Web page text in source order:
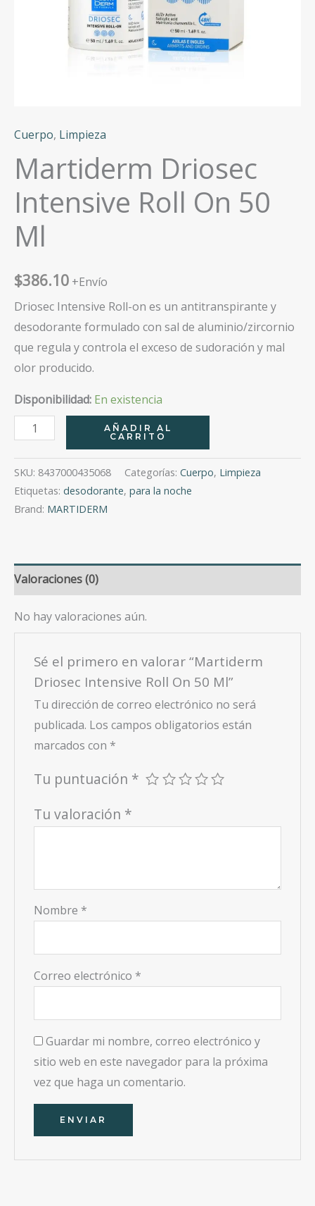
Cuerpo, Limpieza
Martiderm Driosec
Intensive Roll On 50
Ml
$386.10 +Envío
Driosec Intensive Roll-on es un antitranspirante y
desodorante formulado con sal de aluminio/zircornio
que regula y controla el exceso de sudoración y mal
olor producido.
Disponibilidad: En existencia
Martiderm
Driosec
Intensive
Roll
On
cantidad
AÑADIR AL
CARRITO
SKU: 8437000435068 Categorías: Cuerpo, Limpieza
Etiquetas: desodorante, para la noche
Brand: MARTIDERM
Valoraciones (0)
No hay valoraciones aún.
Sé el primero en valorar “Martiderm
Driosec Intensive Roll On 50 Ml”
Tu dirección de correo electrónico no será
publicada. Los campos obligatorios están
marcados con *
Tu puntuación *
Tu valoración *
Nombre *
Correo electrónico *
Guardar mi nombre, correo electrónico y
sitio web en este navegador para la próxima
vez que haga un comentario.